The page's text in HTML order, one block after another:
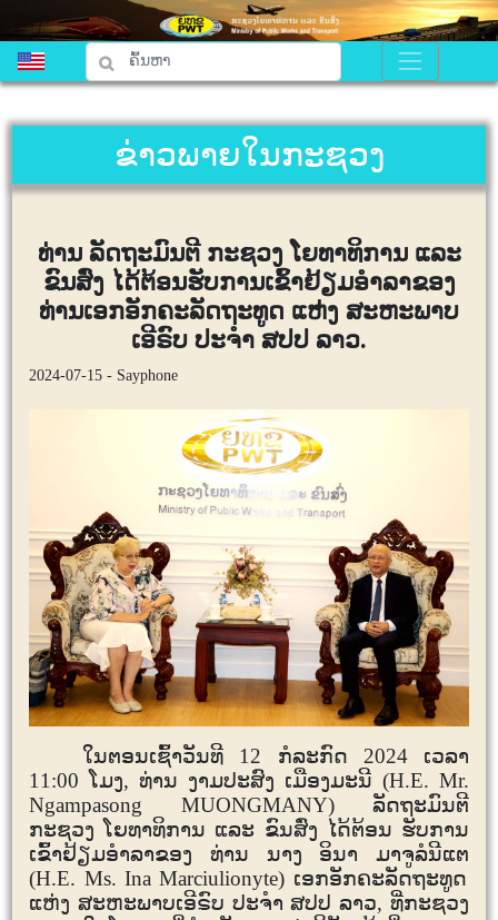
ຂ່າວພາຍໃນກະຊວງ
ທ່ານ ລັດຖະມົນຕີ ກະຊວງ ໂຍທາທິການ ແລະ
ຂົນສົ່ງ ໄດ້ຕ້ອນຮັບການເຂົ້າຢ້ຽມອໍາລາຂອງ
ທ່ານເອກອັກຄະລັດຖະທູດ ແຫ່ງ ສະຫະພາບ
ເອີຣົບ ປະຈໍາ ສປປ ລາວ.
2024-07-15 - Sayphone
ໃນຕອນເຊົ້າວັນທີ 12 ກໍລະກົດ 2024 ເວລາ
11:00 ໂມງ, ທ່ານ ງາມປະສົງ ເມືອງມະນີ (H.E. Mr.
Ngampasong MUONGMANY)
ລັດຖະມົນຕີ
ກະຊວງ ໂຍທາທິການ ແລະ ຂົນສົ່ງ ໄດ້ຕ້ອນ ຮັບການ
ເຂົ້າຢ້ຽມອໍາລາຂອງ ທ່ານ ນາງອິນາ ມາຈູລໍນີແຕ
(H.E. Ms. Ina Marciulionyte) ເອກອັກຄະລັດຖະທູດ
ແຫ່ງ ສະຫະພາບເອີຣົບ ປະຈໍາ ສປປ ລາວ, ທີ່ກະຊວງ